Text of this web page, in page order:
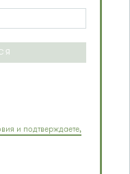
и подтверждаете,